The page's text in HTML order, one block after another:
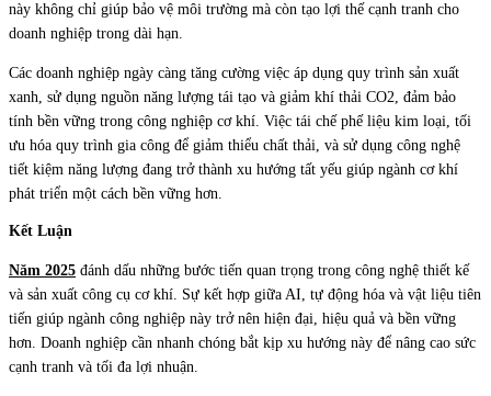
này không chỉ giúp bảo vệ môi trường mà còn tạo lợi thế cạnh tranh cho
doanh nghiệp trong dài hạn.
Các doanh nghiệp ngày càng tăng cường việc áp dụng quy trình sản xuất
xanh, sử dụng nguồn năng lượng tái tạo và giảm khí thải CO2, đảm bảo
tính bền vững trong công nghiệp cơ khí. Việc tái chế phế liệu kim loại, tối
ưu hóa quy trình gia công để giảm thiểu chất thải, và sử dụng công nghệ
tiết kiệm năng lượng đang trở thành xu hướng tất yếu giúp ngành cơ khí
phát triển một cách bền vững hơn.
Kết Luận
Năm 2025 đánh dấu những bước tiến quan trọng trong công nghệ thiết kế
và sản xuất công cụ cơ khí. Sự kết hợp giữa AI, tự động hóa và vật liệu tiên
tiến giúp ngành công nghiệp này trở nên hiện đại, hiệu quả và bền vững
hơn. Doanh nghiệp cần nhanh chóng bắt kịp xu hướng này để nâng cao sức
cạnh tranh và tối đa lợi nhuận.